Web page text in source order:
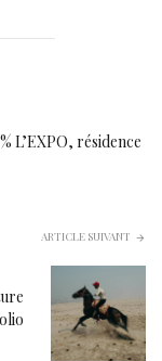
L’EXPO, résidence
ARTICLE SUIVANT